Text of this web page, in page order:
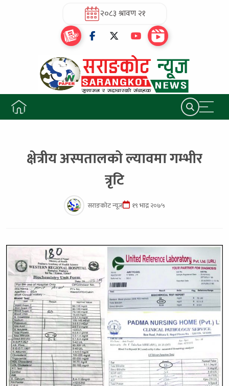
२०८३ श्रावण २१
क्षेत्रीय अस्पतालको ल्यावमा गम्भीर
त्रृटि
सराङकोट न्यूज १९ भाद्र २०७५